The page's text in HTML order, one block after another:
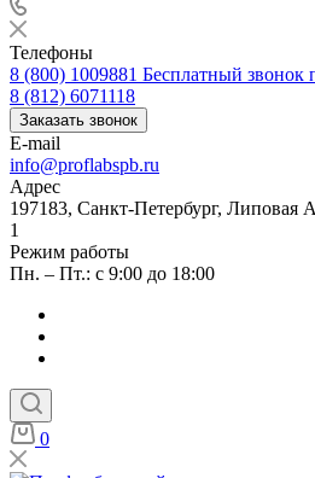
Телефоны
8 (800) 1009881 Бесплатный звонок
8 (812) 6071118
Заказать звонок
E-mail
info@proflabspb.ru
Адрес
197183, Санкт-Петербург, Липовая
1
Режим работы
Пн. – Пт.: с 9:00 до 18:00
0